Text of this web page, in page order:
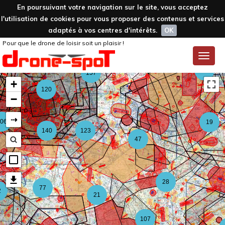
En poursuivant votre navigation sur le site, vous acceptez
l'utilisation de cookies pour vous proposer des contenus et services
adaptés à vos centres d'intérêts.
OK
Toggle
Pour que le drone de loisir soit un plaisir !
107
77
123
157
47
28
19
21
140
120
+
−
⇢